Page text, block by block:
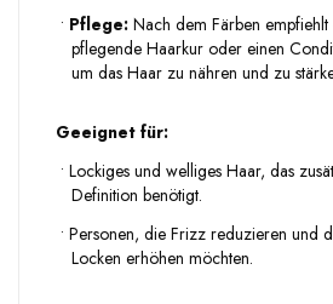
• Pflege: Nach dem Färben empfiehlt
pflegende Haarkur oder einen
um das Haar zu nähren und zu
Geeignet für:
• Lockiges und welliges Haar, das
Definition benötigt.
• Personen, die Frizz reduzieren und
Locken erhöhen möchten.